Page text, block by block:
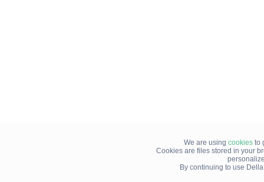
We are using cookiesto
Cookies are files stored in your
By continuing to use